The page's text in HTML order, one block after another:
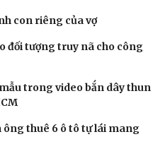
con riêng của vợ
đối tượng truy nã cho công
trong video bắn dây thun
thuê 6 ô tô tự lái mang